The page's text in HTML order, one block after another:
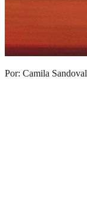
Por: Camila Sandoval